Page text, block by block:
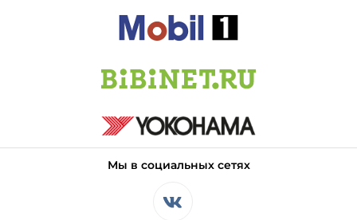
Мы в социальных сетях